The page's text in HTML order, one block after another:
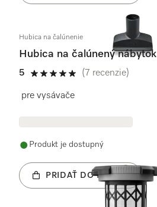
Hubica na čalúnenie
Hubica na čalúnený nábytok
5
5 / 5
(7 recenzie)
pre vysávače
Produkt je dostupný
PRIDAŤ DO KOŠÍKA